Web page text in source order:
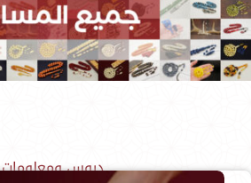
دروس ومعلومات